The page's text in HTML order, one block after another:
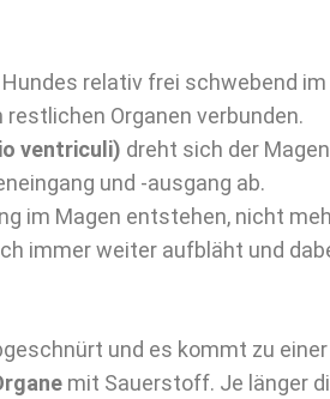
relativ frei schwebend im
Organen verbunden.
ventriculi) dreht sich der Magen
und -ausgang ab.
im Magen entstehen, nicht
immer weiter aufbläht und
und es kommt zu einer
mit Sauerstoff. Je länger